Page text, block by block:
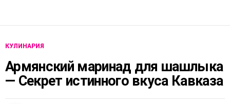
КУЛИНАРИЯ
Армянский маринад для шашлыка
— Секрет истинного вкуса Кавказа